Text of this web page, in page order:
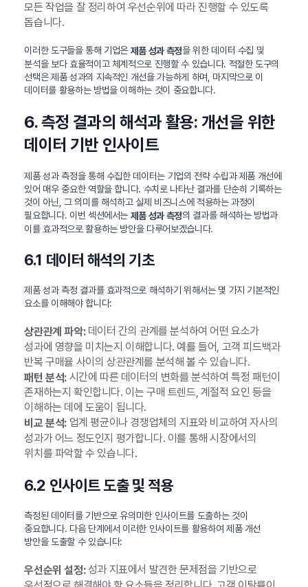
모든 작업을 잘 정리하여 우선순위에 따라 진행할 수 있도록
돕습니다.
이러한 도구들을 통해 기업은 제품 성과 측정을 위한 데이터 수집 및
분석을 보다 효율적이고 체계적으로 진행할 수 있습니다. 적절한 도구의
선택은 제품 성과의 지속적인 개선을 가능하게 하며, 마지막으로 이
데이터를 활용하는 방법을 이해하는 것이 중요합니다.
6. 측정 결과의 해석과 활용: 개선을 위한
데이터 기반 인사이트
제품 성과 측정을 통해 수집한 데이터는 기업의 전략 수립과 제품 개선에
있어 매우 중요한 역할을 합니다. 수치로 나타난 결과를 단순히 기록하는
것이 아닌, 그 의미를 해석하고 실제 비즈니스에 적용하는 과정이
필요합니다. 이번 섹션에서는 제품 성과 측정의 결과를 해석하는 방법과
이를 효과적으로 활용하는 방안을 다루어보겠습니다.
6.1 데이터 해석의 기초
제품 성과 측정 결과를 효과적으로 해석하기 위해서는 몇 가지 기본적인
요소를 이해해야 합니다:
상관관계 파악:데이터 간의 관계를 분석하여 어떤 요소가
성과에 영향을 미치는지 이해합니다. 예를 들어, 고객 피드백과
반복 구매율 사이의 상관관계를 분석해 볼 수 있습니다.
패턴 분석:시간에 따른 데이터의 변화를 분석하여 특정 패턴이
존재하는지 확인합니다. 이는 구매 트렌드, 계절적 요인 등을
이해하는 데에 도움이 됩니다.
비교 분석:업계 평균이나 경쟁업체의 지표와 비교하여 자사의
성과가 어느 정도인지 평가합니다. 이를 통해 시장에서의
위치를 파악할 수 있습니다.
6.2 인사이트 도출 및 적용
측정된 데이터를 기반으로 유의미한 인사이트를 도출하는 것이
중요합니다. 다음 단계에서 이러한 인사이트를 활용하여 제품 개선
방안을 도출할 수 있습니다:
우선순위 설정:성과 지표에서 발견한 문제점을 기반으로